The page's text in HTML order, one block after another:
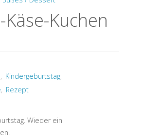
Käse-Kuchen
, Kindergeburtstag,
, Rezept
Wieder ein